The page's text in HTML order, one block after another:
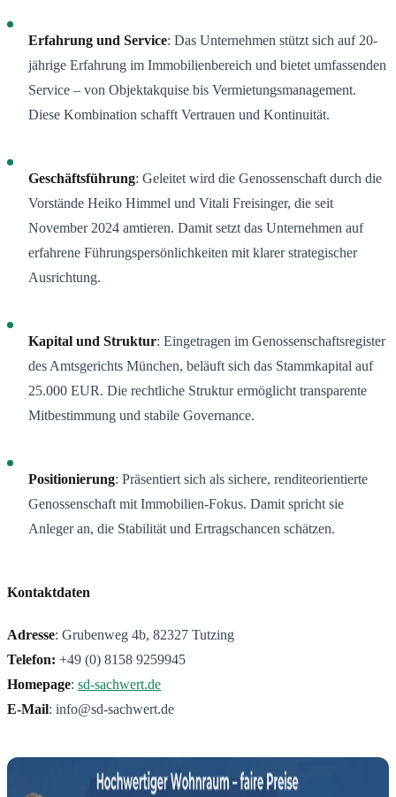
Erfahrung und Service: Das Unternehmen stützt sich auf 20-
jährige Erfahrung im Immobilienbereich und bietet umfassenden
Service – von Objektakquise bis Vermietungsmanagement.
Diese Kombination schafft Vertrauen und Kontinuität.
Geschäftsführung: Geleitet wird die Genossenschaft durch die
Vorstände Heiko Himmel und Vitali Freisinger, die seit
November 2024 amtieren. Damit setzt das Unternehmen auf
erfahrene Führungspersönlichkeiten mit klarer strategischer
Ausrichtung.
Kapital und Struktur: Eingetragen im Genossenschaftsregister
des Amtsgerichts München, beläuft sich das Stammkapital auf
25.000 EUR. Die rechtliche Struktur ermöglicht transparente
Mitbestimmung und stabile Governance.
Positionierung: Präsentiert sich als sichere, renditeorientierte
Genossenschaft mit Immobilien-Fokus. Damit spricht sie
Anleger an, die Stabilität und Ertragschancen schätzen.
Kontaktdaten
Adresse: Grubenweg 4b, 82327 Tutzing
Telefon: +49 (0) 8158 9259945
Homepage: sd-sachwert.de
E-Mail: info@sd-sachwert.de